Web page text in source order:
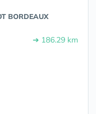
BORDEAUX
➔ 186.29 km